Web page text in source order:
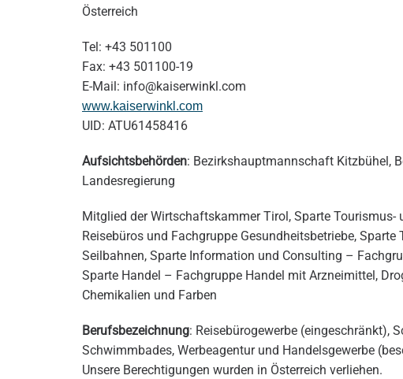
Österreich
Tel: +43 501100
Fax: +43 501100-19
E-Mail: info@kaiserwinkl.com
www.kaiserwinkl.com
UID: ATU61458416
Aufsichtsbehörden: Bezirkshauptmannschaft Kitzbühel,
Landesregierung
Mitglied der Wirtschaftskammer Tirol, Sparte
Reisebüros und Fachgruppe Gesundheitsbetriebe,
Seilbahnen, Sparte Information und Consulting –
Sparte Handel – Fachgruppe Handel mit Arzneimittel,
Chemikalien und Farben
Berufsbezeichnung: Reisebürogewerbe (eingeschränkt),
Schwimmbades, Werbeagentur und Handelsgewerbe
Unsere Berechtigungen wurden in Österreich verliehen.